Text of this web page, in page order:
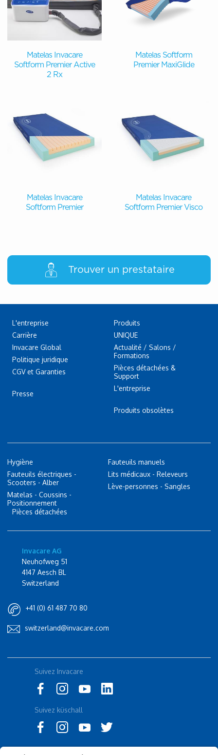
Matelas Invacare
Softform Premier Active
2 Rx
Matelas Softform
Premier MaxiGlide
Matelas Invacare
Softform Premier
Matelas Invacare
Softform Premier Visco
Trouver un prestataire
L'entreprise
Carrière
Invacare Global
Politique juridique
CGV et Garanties
Presse
Produits
UNIQUE
Actualité / Salons /
Formations
Pièces détachées &
Support
L'entreprise
Produits obsolètes
Hygiène
Fauteuils électriques -
Scooters - Alber
Matelas - Coussins -
Positionnement
Fauteuils manuels
Lits médicaux - Releveurs
Lève-personnes - Sangles
Pièces détachées
Invacare AG
Neuhofweg 51
4147 Aesch BL
Switzerland
+41 (0) 61 487 70 80
switzerland@invacare.com
Suivez Invacare
Suivez küschall
Rolli-Community
Instagram
küschall